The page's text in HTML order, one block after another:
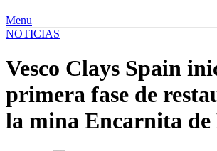
Menu
NOTICIAS
Vesco Clays Spain
primera fase de
la mina Encarnita de